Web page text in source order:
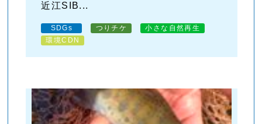
近江SIB...
SDGs つりチケ
小さな自然再生
環境CDN